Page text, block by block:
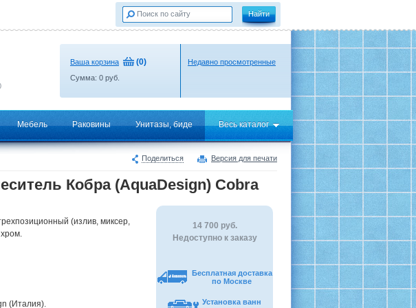
Ваша корзина (0)
Сумма: 0 руб.
Недавно просмотренные
Мебель Раковины Унитазы, биде Весь каталог
Поделиться Версия для печати
Кобра (AquaDesign) Cobra
(излив, миксер,
(Италия).
14 700 руб.
Недоступно к заказу
Бесплатная доставка
по Москве
Установка ванн